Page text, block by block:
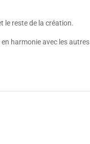
le reste de la création.
en harmonie avec les autres